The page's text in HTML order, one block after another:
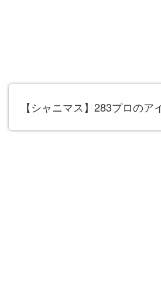
【シャニマス】283プロの